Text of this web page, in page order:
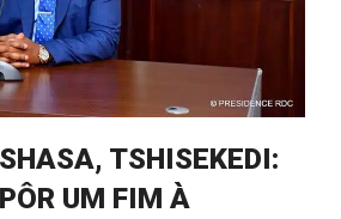
TSHISEKEDI:
UM FIM À